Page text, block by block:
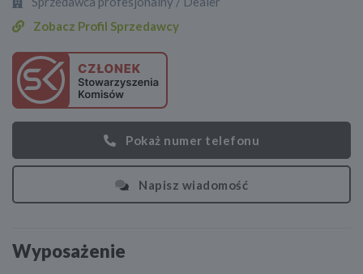
Zobacz Profil Sprzedawcy
Pokaż numer telefonu
Napisz wiadomość
Wyposażenie